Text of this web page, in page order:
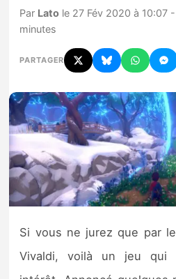
Hardware
Mises à jour
Chiffres de ventes
Rumeurs
Nintendo Direct
Tests et previews
Tests de jeux
Tests d’accessoires
Par Lato le 27 Fév 2020 à 10:07
minutes
PARTAGER
Si vous ne jurez que par
Vivaldi, voilà un jeu qui